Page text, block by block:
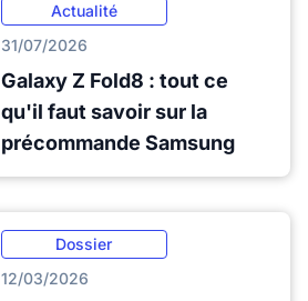
Actualité
31/07/2026
Galaxy Z Fold8 : tout ce
qu'il faut savoir sur la
précommande Samsung
Dossier
12/03/2026